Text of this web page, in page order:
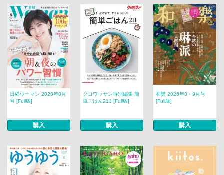
日経ウーマン 2026年8月
号 [Full版]
購入
クロワッサン特別編集 簡
単ごはん211 [Full版]
購入
和樂 2026年8・9月号
[Full版]
購入